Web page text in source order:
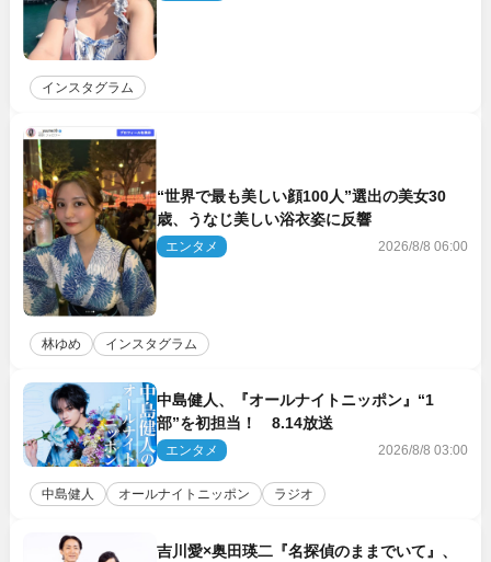
インスタグラム
“世界で最も美しい顔100人”選出の美女30
歳、うなじ美しい浴衣姿に反響
エンタメ 2026/8/8 06:00
林ゆめ インスタグラム
中島健人、『オールナイトニッポン』“1
部”を初担当！ 8.14放送
エンタメ 2026/8/8 03:00
中島健人 オールナイトニッポン ラジオ
吉川愛×奥田瑛二『名探偵のままでいて』、